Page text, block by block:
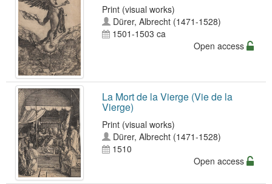
Print (visual works)
Dürer, Albrecht (1471-1528)
1501-1503 ca
Open access
La Mort de la Vierge (Vie de la
Vierge)
Print (visual works)
Dürer, Albrecht (1471-1528)
1510
Open access